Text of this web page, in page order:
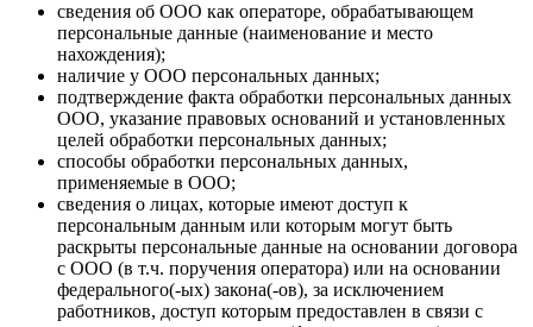
сведения об ООО как операторе, обрабатывающем
персональные данные (наименование и место
нахождения);
наличие у ООО персональных данных;
подтверждение факта обработки персональных данных
ООО, указание правовых оснований и установленных
целей обработки персональных данных;
способы обработки персональных данных,
применяемые в ООО;
сведения о лицах, которые имеют доступ к
персональным данным или которым могут быть
раскрыты персональные данные на основании договора
с ООО (в т.ч. поручения оператора) или на основании
федерального(-ых) закона(-ов), за исключением
работников, доступ которым предоставлен в связи с